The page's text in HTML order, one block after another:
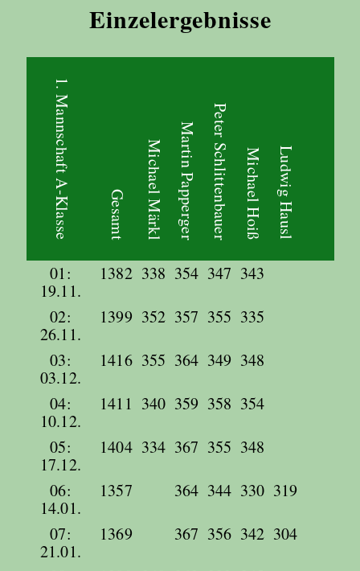
Einzelergebnisse
1. Mannschaft A-Klasse Gesamt Michael MärklMartin PappergerPeter Schlittenbauer Michael HoißLudwig Hausl
01:
19.11.
1382 338 354 347 343
02:
26.11.
1399 352 357 355 335
03:
03.12.
1416 355 364 349 348
04:
10.12.
1411 340 359 358 354
05:
17.12.
1404 334 367 355 348
06:
14.01.
1357 364 344 330 319
07:
21.01.
1369 367 356 342 304